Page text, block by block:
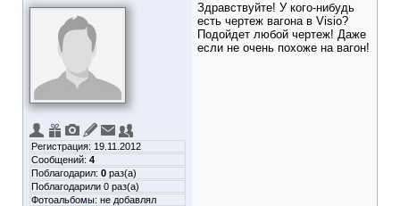
Регистрация: 19.11.2012
Сообщений: 4
Поблагодарил: 0 раз(а)
Поблагодарили 0 раз(а)
Фотоальбомы: не добавлял
Здравствуйте! У кого-нибудь
есть чертеж вагона в Visio?
Подойдет любой чертеж! Даже
если не очень похоже на вагон!